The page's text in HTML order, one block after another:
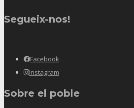
Segueix-nos!
Facebook
Instagram
Sobre el poble